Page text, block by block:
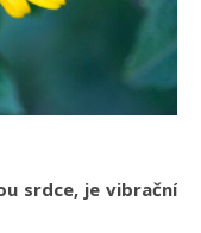
srdce, je vibrační